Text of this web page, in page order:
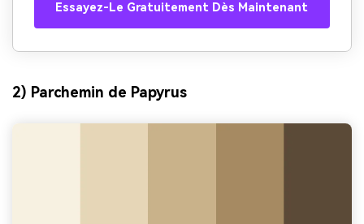
Essayez-Le Gratuitement Dès Maintenant
2) Parchemin de Papyrus